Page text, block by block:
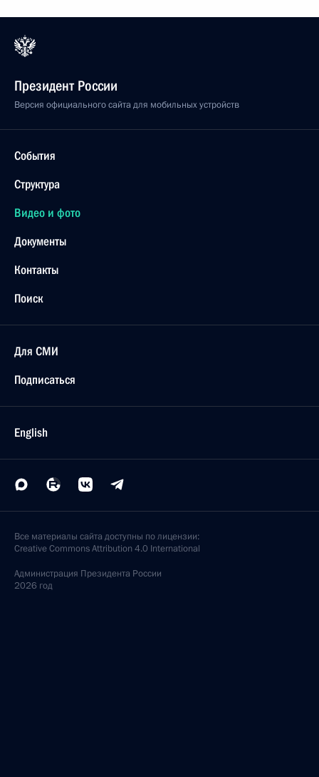
Президент России
Версия официального сайта для мобильных устройств
События
Структура
Видео и фото
Документы
Контакты
Поиск
Для СМИ
Подписаться
English
Все материалы сайта доступны по лицензии:
Creative Commons Attribution 4.0 International
Администрация Президента России
2026 год